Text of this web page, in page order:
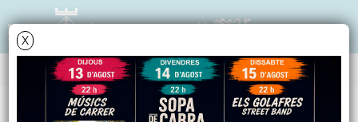
X
GUIA D'EMPRESES I COMERÇ